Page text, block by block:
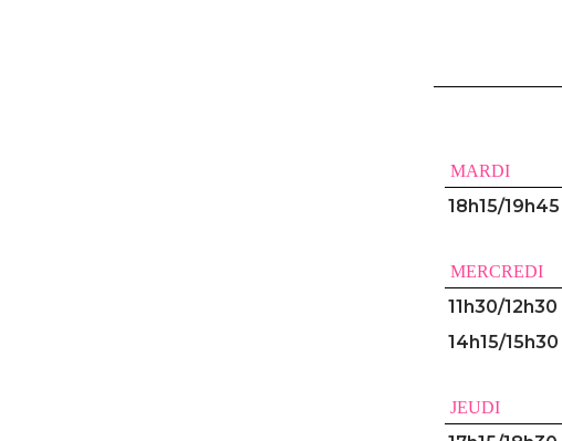
MARDI
18h15/19h45
MERCREDI
11h30/12h30
14h15/15h30
JEUDI